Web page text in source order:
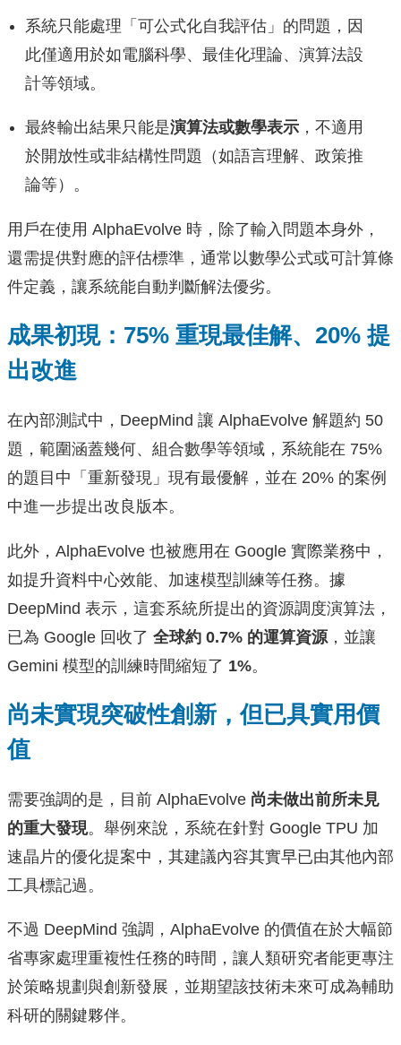
系統只能處理「可公式化自我評估」的問題，因
此僅適用於如電腦科學、最佳化理論、演算法設
計等領域。
最終輸出結果只能是演算法或數學表示 ，不適用
於開放性或非結構性問題（如語言理解、政策推
論等）。
用戶在使用 AlphaEvolve 時，除了輸入問題本身外，
還需提供對應的評估標準，通常以數學公式或可計算條
件定義，讓系統能自動判斷解法優劣。
成果初現：75% 重現最佳解、20% 提
出改進
在內部測試中，DeepMind 讓 AlphaEvolve 解題約 50
題，範圍涵蓋幾何、組合數學等領域，系統能在 75%
的題目中「重新發現」現有最優解，並在 20% 的案例
中進一步提出改良版本。
此外，AlphaEvolve 也被應用在 Google 實際業務中，
如提升資料中心效能、加速模型訓練等任務。據
DeepMind 表示，這套系統所提出的資源調度演算法，
已為 Google 回收了 全球約 0.7% 的運算資源 ，並讓
Gemini 模型的訓練時間縮短了 1%。
尚未實現突破性創新，但已具實用價
值
需要強調的是，目前 AlphaEvolve 尚未做出前所未見
的重大發現。舉例來說，系統在針對 Google TPU 加
速晶片的優化提案中，其建議內容其實早已由其他內部
工具標記過。
不過 DeepMind 強調，AlphaEvolve 的價值在於大幅節
省專家處理重複性任務的時間，讓人類研究者能更專注
於策略規劃與創新發展，並期望該技術未來可成為輔助
科研的關鍵夥伴。